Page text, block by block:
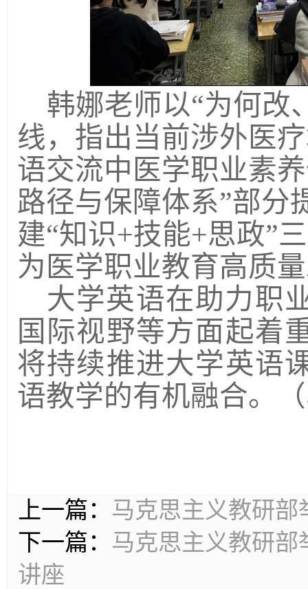
韩娜老师以“为何改
线，指出当前涉外医
语交流中医学职业素
路径与保障体系”部分
建“知识+技能+思政”
为医学职业教育高质
大学英语在助力职
国际视野等方面起着
将持续推进大学英语
语教学的有机融合。
上一篇： 马克思主义教研
下一篇： 马克思主义教研部
讲座